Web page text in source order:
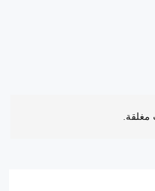
مغلقة.